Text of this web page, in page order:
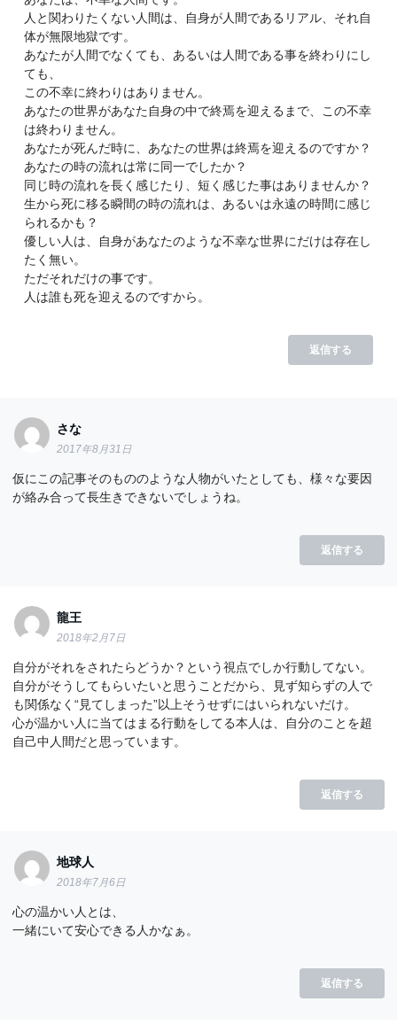
人と関わりたくない人間は、自身が人間であるリアル、それ自
体が無限地獄です。
あなたが人間でなくても、あるいは人間である事を終わりにし
ても、
この不幸に終わりはありません。
あなたの世界があなた自身の中で終焉を迎えるまで、この不幸
は終わりません。
あなたが死んだ時に、あなたの世界は終焉を迎えるのですか？
あなたの時の流れは常に同一でしたか？
同じ時の流れを長く感じたり、短く感じた事はありませんか？
生から死に移る瞬間の時の流れは、あるいは永遠の時間に感じ
られるかも？
優しい人は、自身があなたのような不幸な世界にだけは存在し
たく無い。
ただそれだけの事です。
人は誰も死を迎えるのですから。
返信する
さな
2017年8月31日
仮にこの記事そのもののような人物がいたとしても、様々な要因
が絡み合って長生きできないでしょうね。
返信する
龍王
2018年2月7日
自分がそれをされたらどうか？という視点でしか行動してない。
自分がそうしてもらいたいと思うことだから、見ず知らずの人で
も関係なく“見てしまった”以上そうせずにはいられないだけ。
心が温かい人に当てはまる行動をしてる本人は、自分のことを超
自己中人間だと思っています。
返信する
地球人
2018年7月6日
心の温かい人とは、
一緒にいて安心できる人かなぁ。
返信する